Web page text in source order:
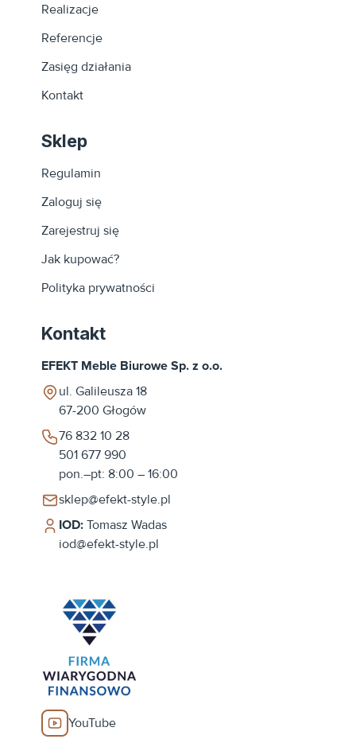
Realizacje
Referencje
Zasięg działania
Kontakt
Sklep
Regulamin
Zaloguj się
Zarejestruj się
Jak kupować?
Polityka prywatności
Kontakt
EFEKT Meble Biurowe Sp. z o.o.
ul. Galileusza 18
67-200 Głogów
76 832 10 28
501 677 990
pon.–pt: 8:00 – 16:00
sklep@efekt-style.pl
IOD: Tomasz Wadas
iod@efekt-style.pl
YouTube